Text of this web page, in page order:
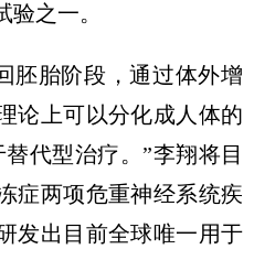
之一。
胚胎阶段，通过体外增
论上可以分化成人体的
代型治疗。”李翔将目
症两项危重神经系统疾
发出目前全球唯一用于